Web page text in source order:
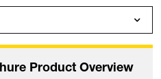
Product Overview